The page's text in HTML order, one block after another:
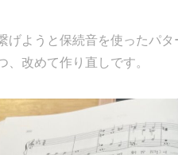
ようと保続音を使ったパ
、改めて作り直しです。